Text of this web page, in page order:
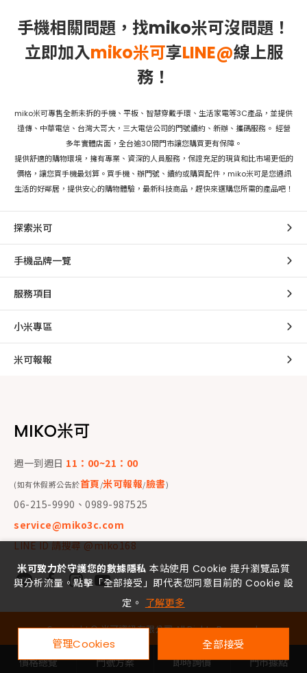
手機相關問題，找miko米可沒問題！
立即加入miko米可享LINE@線上服
務！
miko米可專售全新未拆的手機、平板、智慧穿戴手環、生活家電等3C產品，並提供
遠傳、中華電信、台灣大哥大，三大電信公司的門號續約、新辦、攜碼服務。 經營
多年實體店面，全台逾30間門市讓您購買更有保障。
提供舒適的購物環境，擁有專業、資深的人員服務，保證充足的現貨和比市場更低的
價格，讓您買手機最划算。買手機、辦門號、續約或購買配件，miko米可是您通訊
生活的好鄰居，提供安心的購物體驗，最新科技商品，趕快來選購您所需的產品吧！
探索米可
手機品牌一覽
服務項目
小米專區
米可報報
MIKO米可
週一到週日 11：00~21：00
(如有休假將公告於首頁/米可報報/臉書)
06-215-9990、0989-987525
service@miko3c.com
LINE ID 請搜尋 @miko168
Copyright ©米可資訊有限公司All Rights Reserved.
價格總覽 門號方案 即時詢價 門市據點
米可致力於守護您的數據隱私 本站使用 Cookie 提升瀏覽品質
與分析流量。點擊「全部接受」即代表您同意目前的 Cookie 設
定。 了解更多
管理Cookies 全部接受